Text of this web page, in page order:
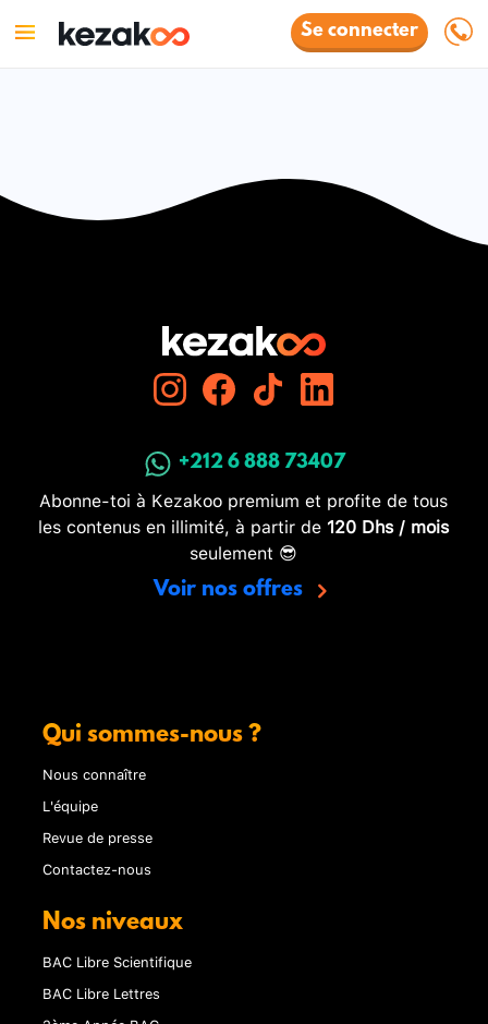
Se connecter
+212 6 888 73407
Abonne-toi à Kezakoo premium et profite de tous
les contenus en illimité, à partir de 120 Dhs / mois
seulement 😎
Voir nos offres
Qui sommes-nous ?
Nous connaître
L'équipe
Revue de presse
Contactez-nous
Nos niveaux
BAC Libre Scientifique
BAC Libre Lettres